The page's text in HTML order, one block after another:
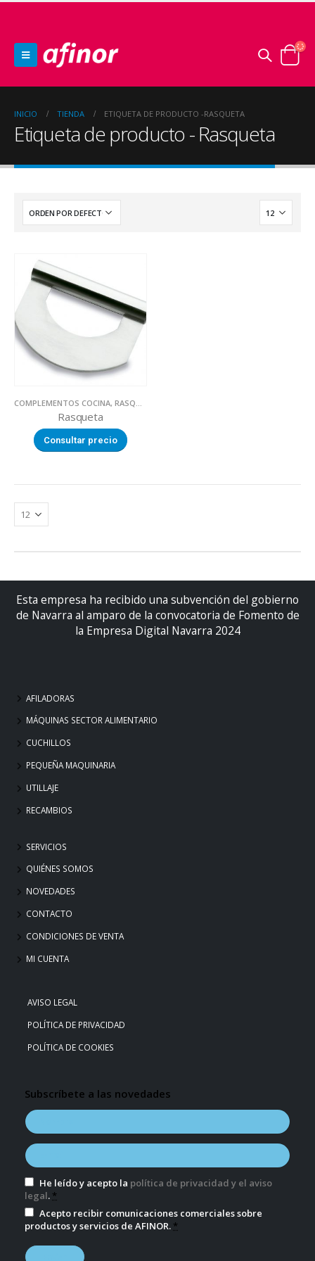
INICIO TIENDA ETIQUETA DE PRODUCTO -RASQUETA
Etiqueta de producto - Rasqueta
COMPLEMENTOS COCINA, RASQUETAS
Rasqueta
Consultar precio
Esta empresa ha recibido una subvención del gobierno
de Navarra al amparo de la convocatoria de Fomento de
la Empresa Digital Navarra 2024
AFILADORAS
MÁQUINAS SECTOR ALIMENTARIO
CUCHILLOS
PEQUEÑA MAQUINARIA
UTILLAJE
RECAMBIOS
SERVICIOS
QUIÉNES SOMOS
NOVEDADES
CONTACTO
CONDICIONES DE VENTA
MI CUENTA
AVISO LEGAL
POLÍTICA DE PRIVACIDAD
POLÍTICA DE COOKIES
Subscríbete a las novedades
He leído y acepto la política de privacidad y el aviso
legal. *
Acepto recibir comunicaciones comerciales sobre
productos y servicios de AFINOR. *